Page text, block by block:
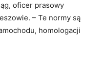
oficer prasowy
– Te normy są
homologacji